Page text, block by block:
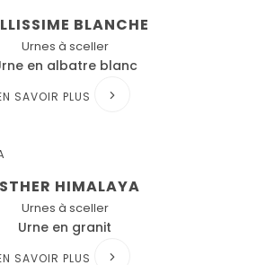
BLANCHE
Urnes à sceller
en albatre blanc
SAVOIR PLUS
HIMALAYA
Urnes à sceller
Urne en granit
SAVOIR PLUS